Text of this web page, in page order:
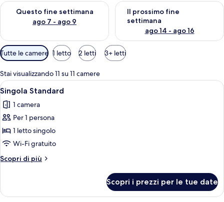
Questo fine settimana
ago 7 - ago 9
Verifica la disponibilità per questo fine settimana, ago 7 - ago
Il prossimo fine
settimana
ago 14 - ago 16
Verifica la disponibilità per il
Filtri
disponibili
per
le
camere
Tutte le camere 1 letto 2 letti 3+ letti
Stai visualizzando 11 su 11 camere
Apri
tutte
le
foto
per
Singola
Standard
Una stanza con una porta bianca,
5
Singola Standard
1 camera
Per 1 persona
1 letto singolo
Wi-Fi gratuito
Scopri di più
Altri
Standard
Scopri i prezzi per le tue date